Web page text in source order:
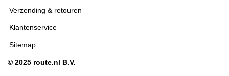
Verzending & retouren
Klantenservice
Sitemap
© 2025 route.nl B.V.